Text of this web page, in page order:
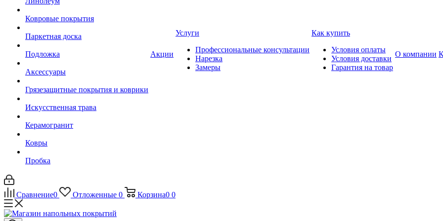
Ковровые покрытия
Паркетная доска
Подложка
Аксессуары
Грязезащитные покрытия и коврики
Искусственная трава
Керамогранит
Ковры
Пробка
Акции
Услуги
Профессиональные консультации
Нарезка
Замеры
Как купить
Условия оплаты
Условия доставки
Гарантия на товар
О компании
Сравнение0 Отложенные 0 Корзина0 0